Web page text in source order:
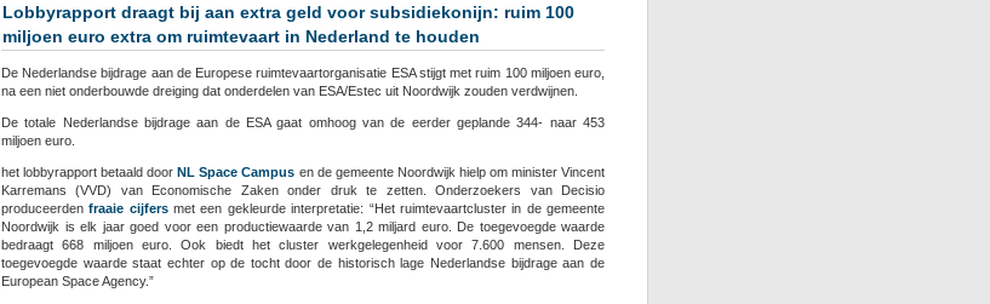
Lobbyrapport draagt bij aan extra geld voor subsidiekonijn: ruim 100
miljoen euro extra om ruimtevaart in Nederland te houden
De Nederlandse bijdrage aan de Europese ruimtevaartorganisatie ESA stijgt met ruim 100 miljoen euro,
na een niet onderbouwde dreiging dat onderdelen van ESA/Estec uit Noordwijk zouden verdwijnen.
De totale Nederlandse bijdrage aan de ESA gaat omhoog van de eerder geplande 344- naar 453
miljoen euro.
het lobbyrapport betaald door NL Space Campus en de gemeente Noordwijk hielp om minister Vincent
Karremans (VVD) van Economische Zaken onder druk te zetten. Onderzoekers van Decisio
produceerdenfraaie cijfersmet een gekleurde interpretatie: “Het ruimtevaartcluster in de gemeente
Noordwijk is elk jaar goed voor een productiewaarde van 1,2 miljard euro. De toegevoegde waarde
bedraagt 668 miljoen euro. Ook biedt het cluster werkgelegenheid voor 7.600 mensen. Deze
toegevoegde waarde staat echter op de tocht door de historisch lage Nederlandse bijdrage aan de
European Space Agency.”